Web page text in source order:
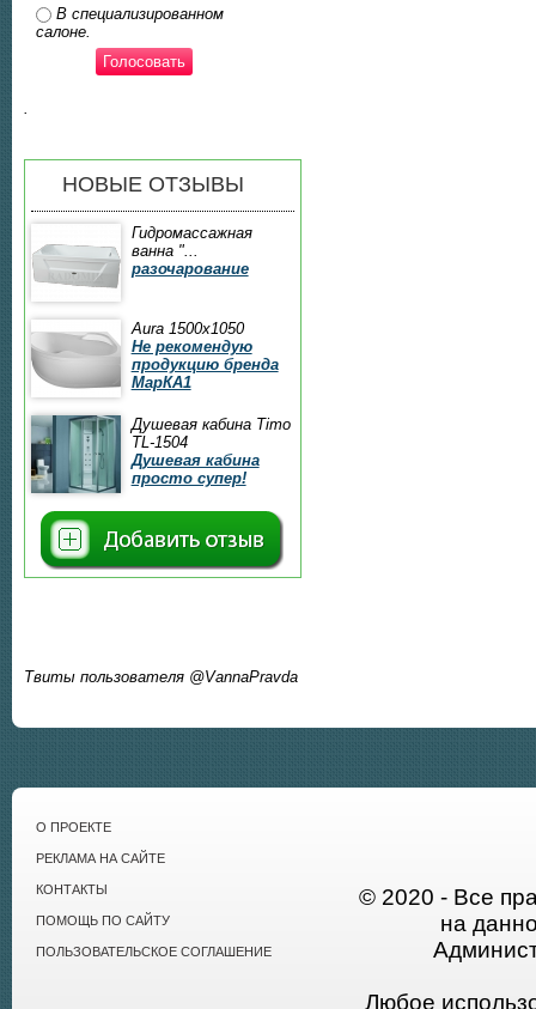
В специализированном
салоне.
НОВЫЕ ОТЗЫВЫ
Гидромассажная
ванна "...
разочарование
Aura 1500x1050
Не рекомендую
продукцию бренда
МарКА1
Душевая кабина Timo
TL-1504
Душевая кабина
просто супер!
Твиты пользователя @VannaPravda
О ПРОЕКТЕ
РЕКЛАМА НА САЙТЕ
КОНТАКТЫ
ПОМОЩЬ ПО САЙТУ
ПОЛЬЗОВАТЕЛЬСКОЕ СОГЛАШЕНИЕ
© 2020 - Все
на
Любое